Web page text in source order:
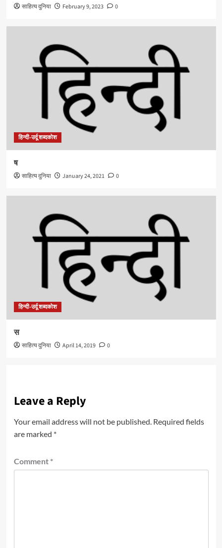
साहित्य दुनिया February 9, 2023 0
हिन्दी-उर्दू शब्दकोश
ष
साहित्य दुनिया January 24, 2021 0
हिन्दी-उर्दू शब्दकोश
स
साहित्य दुनिया April 14, 2019 0
Leave a Reply
Your email address will not be published. Required fields
are marked *
Comment *